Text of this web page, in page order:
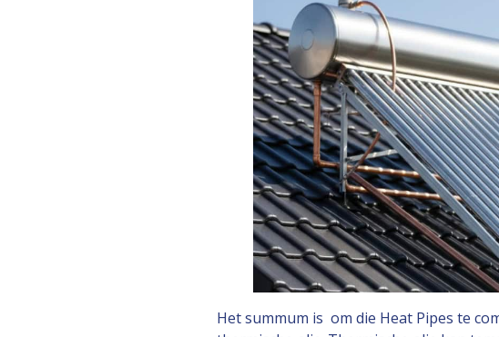
Het summum is om die Heat Pipes te